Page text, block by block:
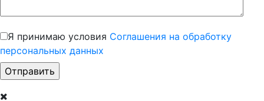
Я принимаю условия Соглашения на обработку
персональных данных